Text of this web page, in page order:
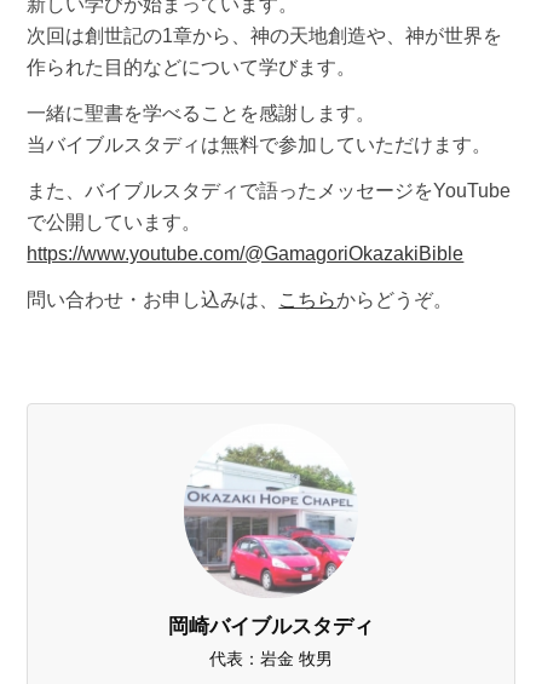
次回は創世記の1章から、神の天地創造や、神が世界を
作られた目的などについて学びます。
一緒に聖書を学べることを感謝します。
当バイブルスタディは無料で参加していただけます。
また、バイブルスタディで語ったメッセージをYouTube
で公開しています。
https://www.youtube.com/@GamagoriOkazakiBible
問い合わせ・お申し込みは、 こちらからどうぞ。
岡崎バイブルスタディ
代表：岩金 牧男